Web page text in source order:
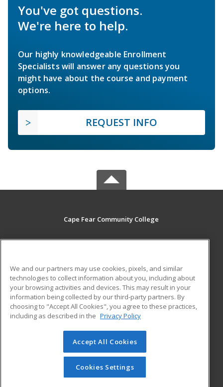
You've got questions.
We're here to help.
Our highly knowledgeable Enrollment
Specialists will answer any questions you
might have about the course and payment
options.
REQUEST INFO
Cape Fear Community College
411 N. Front Street
MAIN CONTENT
Career Training
ADDITIONAL RESOURCES
Student Blog
© 2026 ed2go, a division of Cengage Learning. All rights
reserved. The material on this site cannot be reproduced or
redistributed unless you have obtained prior written
permission from Cengage Learning.Privacy Policy
We and our partners may use cookies, pixels, and similar
technologies to collect information about you, including about
your browsing activities and devices. This may result in your
information being collected by our third-party partners. By
choosing to "Accept All Cookies", you agree to these practices,
including as described in the Privacy Policy
Accept All Cookies
Cookies Settings